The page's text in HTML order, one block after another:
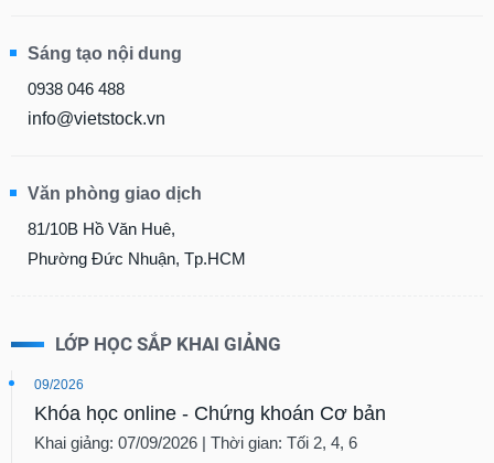
Sáng tạo nội dung
0938 046 488
info@vietstock.vn
Văn phòng giao dịch
81/10B Hồ Văn Huê,
Phường Đức Nhuận, Tp.HCM
LỚP HỌC SẮP KHAI GIẢNG
09/2026
Khóa học online - Chứng khoán Cơ bản
Khai giảng: 07/09/2026 | Thời gian: Tối 2, 4, 6
Truyền
tài
chính
Dữ
tài